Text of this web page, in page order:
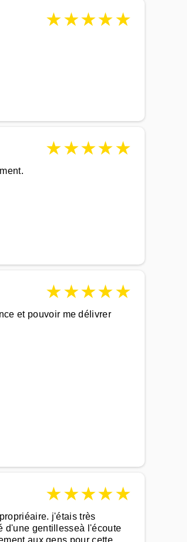
★★★★★
★★★★★
★★★★★
et pouvoir me délivrer
★★★★★
j'étais très
d'une gentillesseà l'écoute
aux gens pour cette